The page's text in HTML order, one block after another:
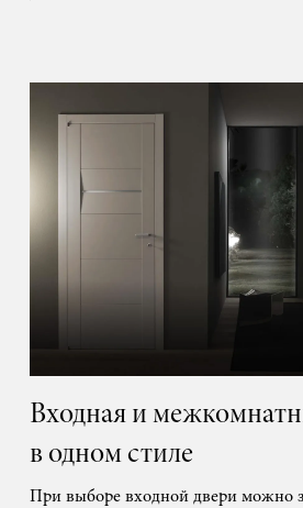
Входная и
в одном стиле
При выборе входной двери можно